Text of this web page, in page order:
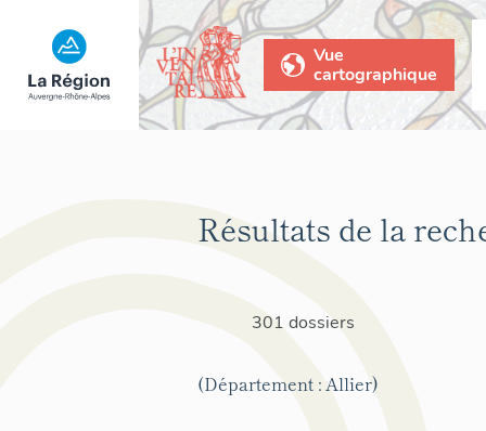
Vue
cartographique
Résultats de la
301 dossiers
(Département : Allier)